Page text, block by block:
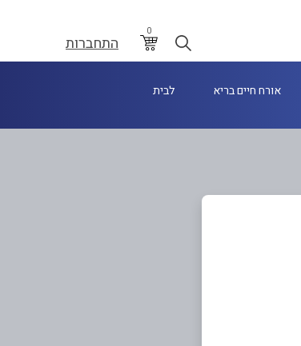
0
התחברות
אורח חיים בריא לבית